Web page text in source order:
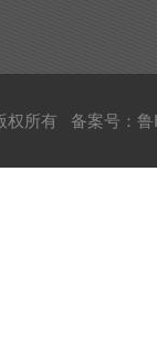
权所有 备案号：